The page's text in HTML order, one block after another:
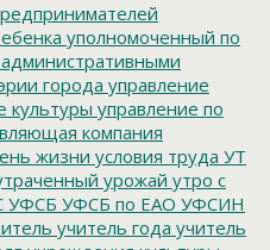
уполномоченный по
города управление
культуры управление по
компания
жизни условия труда УТ
урожай утро с
УФСБ УФСБ по ЕАО УФСИН
учитель года учитель